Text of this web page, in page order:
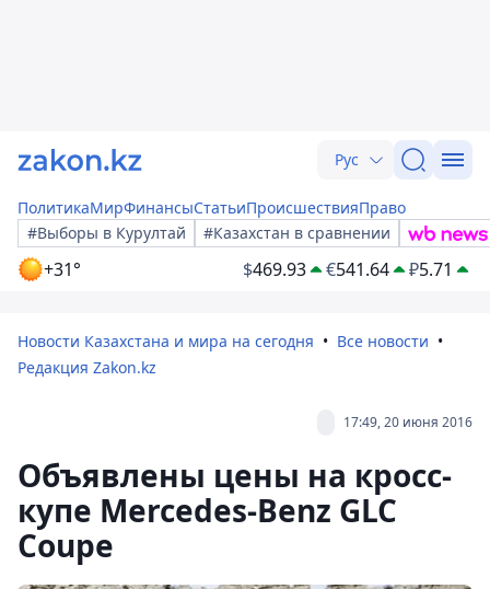
Рус
ПолитикаМирФинансыСтатьиПроисшествияПраво
#Выборы в Курултай
#Казахстан в сравнении
+31° $469.93 €541.64 ₽5.71
Новости Казахстана и мира на сегодня
Все новости
Редакция Zakon.kz
17:49, 20 июня 2016
Объявлены цены на кросс-
купе Mercedes-Benz GLC
Coupe